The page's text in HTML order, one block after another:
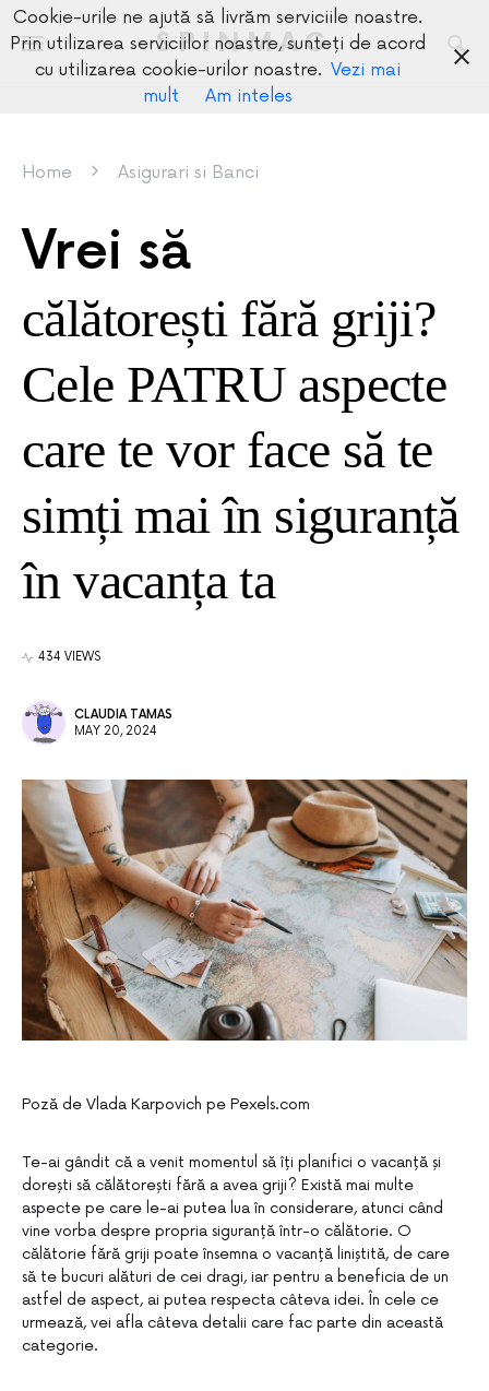
SPINMAG
Home Asigurari si Banci
Vrei să
călătorești fără griji?
Cele PATRU aspecte
care te vor face să te
simți mai în siguranță
în vacanța ta
434 VIEWS
CLAUDIA TAMAS
MAY 20, 2024
Poză de Vlada Karpovich pe Pexels.com
Te-ai gândit că a venit momentul să îți planifici o vacanță și
dorești să călătorești fără a avea griji? Există mai multe
aspecte pe care le-ai putea lua în considerare, atunci când
vine vorba despre propria siguranță într-o călătorie. O
călătorie fără griji poate însemna o vacanță liniștită, de care
să te bucuri alături de cei dragi, iar pentru a beneficia de un
astfel de aspect, ai putea respecta câteva idei. În cele ce
urmează, vei afla câteva detalii care fac parte din această
categorie.
Cookie-urile ne ajută să livrăm serviciile noastre.
Prin utilizarea serviciilor noastre, sunteți de acord
cu utilizarea cookie-urilor noastre. Vezi mai
mult
Am inteles